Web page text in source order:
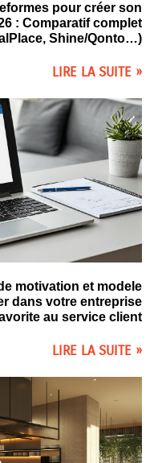
pour créer son
: Comparatif complet
Shine/Qonto…)
LIRE LA SUITE »
motivation et modele
dans votre entreprise
au service client
LIRE LA SUITE »